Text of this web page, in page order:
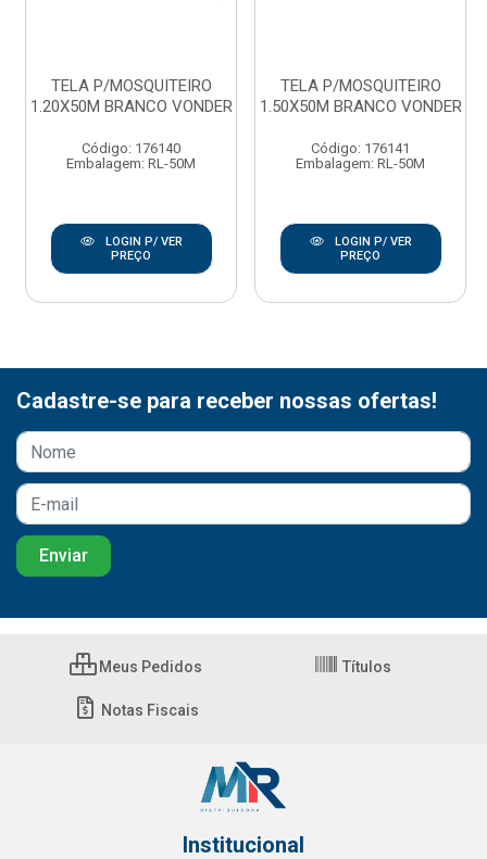
TELA P/MOSQUITEIRO
1.20X50M BRANCO VONDER
Código: 176140
Embalagem: RL-50M
LOGIN P/ VER
PREÇO
TELA P/MOSQUITEIRO
1.50X50M BRANCO VONDER
Código: 176141
Embalagem: RL-50M
LOGIN P/ VER
PREÇO
Cadastre-se para receber nossas ofertas!
Meus Pedidos Títulos
Notas Fiscais
Institucional